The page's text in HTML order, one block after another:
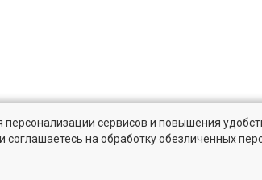
Юрия Гагарина, 1 reklama@bn.ru
сервисов и повышения
на обработку обезличенных